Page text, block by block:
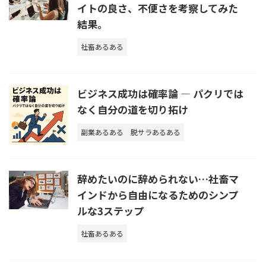
イトの良さ、不便さを考察してみた
結果。
社畜あるある
ビジネス成功は確率論 ― パクリでは
なく自分の道を切り拓け
副業あるある 脱サラあるある
辞めたいのに辞められない…社畜マ
インドから自由になるためのシンプ
ルな3ステップ
社畜あるある